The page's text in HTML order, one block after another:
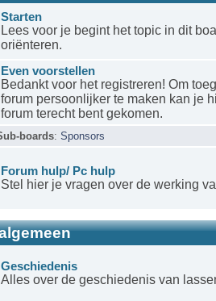
Starten
Lees voor je begint het topic in dit
oriënteren.
Even voorstellen
Bedankt voor het registreren! Om
forum persoonlijker te maken kan je
forum terecht bent gekomen.
boards: Sponsors
Forum hulp/ Pc hulp
Stel hier je vragen over de werking
Geschiedenis
Alles over de geschiedenis van